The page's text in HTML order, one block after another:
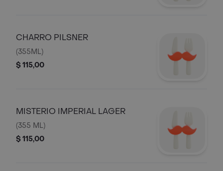
CHARRO PILSNER
(355ML)
$ 115,00
MISTERIO IMPERIAL LAGER
(355 ML)
$ 115,00